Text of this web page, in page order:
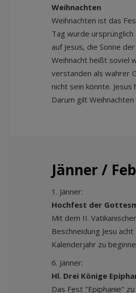
Weihnachten
Weihnachten ist das
Tag wurde
auf Jesus, die Sonne
Weihnacht heißt soviel
verstanden als wahrer
nicht sein könnte.
Darum gilt
Jänner /
1. Jänner:
Hochfest der
Mit dem II.
Beschneidung Jesu
Kalenderjahr zu
6. Jänner:
Hl. Drei Könige
Das Fest "Epiphanie"